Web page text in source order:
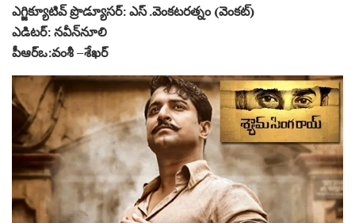
ఎగ్జిక్యూటివ్‌ ప్రొడ్యూసర్‌: ఎస్‌ .వెంకటరత్నం (వెంకట్‌)
ఎడిటర్‌: నవీన్‌నూలి
పీఆర్ఒ:వంశీ –శేఖర్